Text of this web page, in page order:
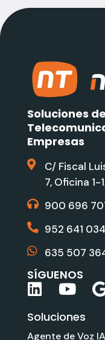
Soluciones de
Empresas
C/ Fiscal
7, Oficina 1-
900 696
952 641 034
635 507
SÍGUENOS
L
n
k
Y
u
t g
Soluciones
Agente de Voz IA